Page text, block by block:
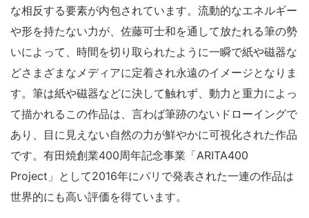
な相反する要素が内包されています。流動的なエネルギー
や形を持たない力が、佐藤可士和を通して放たれる筆の勢
いによって、時間を切り取られたように一瞬で紙や磁器な
どさまざまなメディアに定着され永遠のイメージとなりま
す。筆は紙や磁器などに決して触れず、動力と重力によっ
て描かれるこの作品は、言わば筆跡のないドローイングで
あり、目に見えない自然の力が鮮やかに可視化された作品
です。有田焼創業400周年記念事業「ARITA400
Project」として2016年にパリで発表された一連の作品は
世界的にも高い評価を得ています。